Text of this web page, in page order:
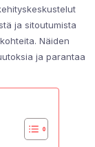
ja sitoutumista
Näiden
ja parantaa